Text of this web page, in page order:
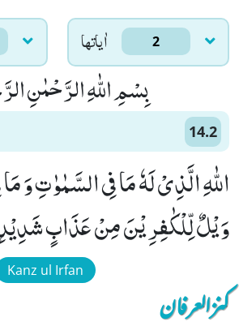
اٰياتها 2
بِسْمِ اللّٰهِ الرَّحْمٰنِ
14.2
اللّٰهِ الَّذِیْ لَهٗ مَا فِی السَّمٰوٰتِ وَ
وَیْلٌ لِّلْكٰفِرِیْنَ مِنْ عَذَابٍ شَدِیْدِﹰۙ
Kanz ul Irfan
کنزالعرفان